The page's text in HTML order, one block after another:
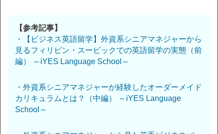
【参考記事】
・【ビジネス英語留学】外資系シニアマネジャーから
見るフィリピン・スービックでの英語留学の実態（前
編） ～iYES Language School～
・外資系シニアマネジャーが経験したオーダーメイド
カリキュラムとは？（中編） ～iYES Language
School～